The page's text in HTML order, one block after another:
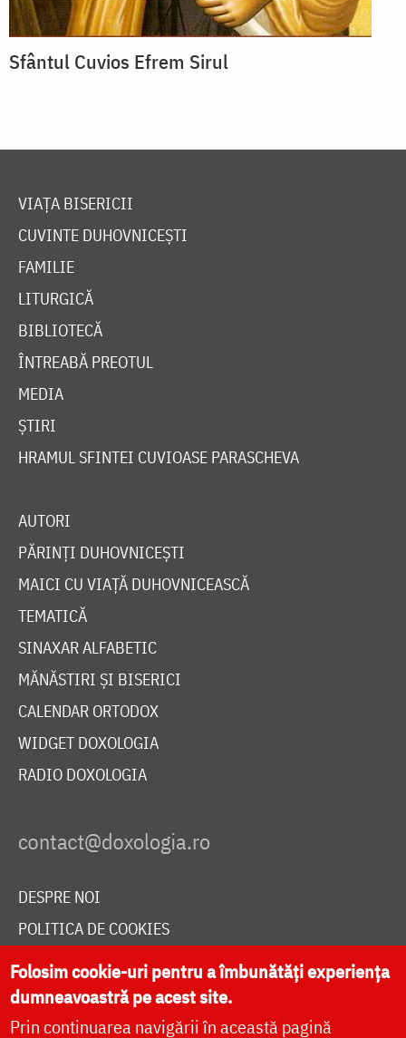
Sfântul Cuvios Efrem Sirul
VIAȚA BISERICII
CUVINTE DUHOVNICEȘTI
FAMILIE
LITURGICĂ
BIBLIOTECĂ
ÎNTREABĂ PREOTUL
MEDIA
ȘTIRI
HRAMUL SFINTEI CUVIOASE PARASCHEVA
AUTORI
PĂRINȚI DUHOVNICEȘTI
MAICI CU VIAȚĂ DUHOVNICEASCĂ
TEMATICĂ
SINAXAR ALFABETIC
MĂNĂSTIRI ȘI BISERICI
CALENDAR ORTODOX
WIDGET DOXOLOGIA
RADIO DOXOLOGIA
DESPRE NOI
POLITICA DE COOKIES
DONEAZĂ ONLINE PENTRU CATEDRALA NAȚIONALĂ
LIVE
Folosim cookie-uri pentru a îmbunătăți experiența
dumneavoastră pe acest site.
Prin continuarea navigării în această pagină